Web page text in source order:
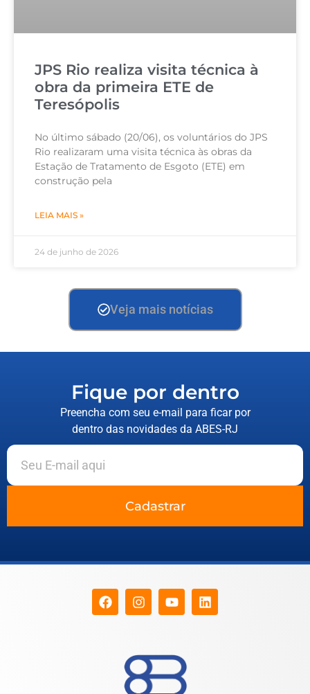
JPS Rio realiza visita técnica à
obra da primeira ETE de
Teresópolis
No último sábado (20/06), os voluntários do JPS
Rio realizaram uma visita técnica às obras da
Estação de Tratamento de Esgoto (ETE) em
construção pela
LEIA MAIS »
24 de junho de 2026
Veja mais notícias
Fique por dentro
Preencha com seu e-mail para ficar por
dentro das novidades da ABES-RJ
Cadastrar